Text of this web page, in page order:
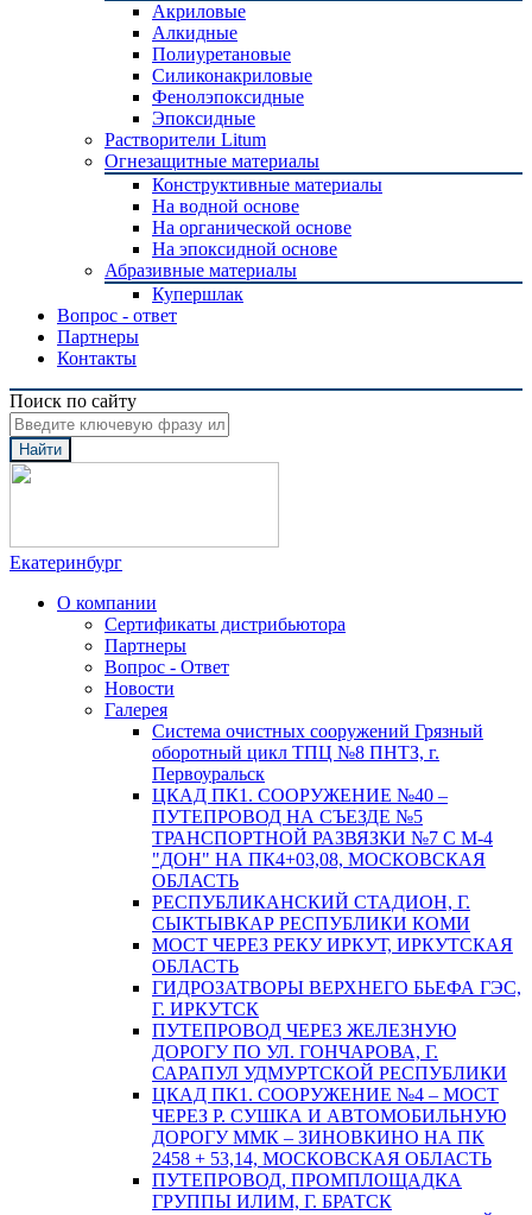
Акриловые
Алкидные
Полиуретановые
Силиконакриловые
Фенолэпоксидные
Эпоксидные
Растворители Litum
Огнезащитные материалы
Конструктивные материалы
На водной основе
На органической основе
На эпоксидной основе
Абразивные материалы
Купершлак
Вопрос - ответ
Партнеры
Контакты
Поиск по сайту
Найти
Екатеринбург
О компании
Сертификаты дистрибьютора
Партнеры
Вопрос - Ответ
Новости
Галерея
Система очистных сооружений Грязный
оборотный цикл ТПЦ №8 ПНТЗ, г.
Первоуральск
ЦКАД ПК1. СООРУЖЕНИЕ №40 –
ПУТЕПРОВОД НА СЪЕЗДЕ №5
ТРАНСПОРТНОЙ РАЗВЯЗКИ №7 С М-4
"ДОН" НА ПК4+03,08, МОСКОВСКАЯ
ОБЛАСТЬ
РЕСПУБЛИКАНСКИЙ СТАДИОН, Г.
СЫКТЫВКАР РЕСПУБЛИКИ КОМИ
МОСТ ЧЕРЕЗ РЕКУ ИРКУТ, ИРКУТСКАЯ
ОБЛАСТЬ
ГИДРОЗАТВОРЫ ВЕРХНЕГО БЬЕФА ГЭС,
Г. ИРКУТСК
ПУТЕПРОВОД ЧЕРЕЗ ЖЕЛЕЗНУЮ
ДОРОГУ ПО УЛ. ГОНЧАРОВА, Г.
САРАПУЛ УДМУРТСКОЙ РЕСПУБЛИКИ
ЦКАД ПК1. СООРУЖЕНИЕ №4 – МОСТ
ЧЕРЕЗ Р. СУШКА И АВТОМОБИЛЬНУЮ
ДОРОГУ ММК – ЗИНОВКИНО НА ПК
2458 + 53,14, МОСКОВСКАЯ ОБЛАСТЬ
ПУТЕПРОВОД, ПРОМПЛОЩАДКА
ГРУППЫ ИЛИМ, Г. БРАТСК